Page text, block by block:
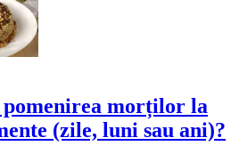
pomenirea morților la
(zile, luni sau ani)?